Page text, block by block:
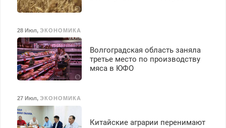
28 Июл, ЭКОНОМИКА
Волгоградская область заняла
третье место по производству
мяса в ЮФО
27 Июл, ЭКОНОМИКА
Китайские аграрии перенимают